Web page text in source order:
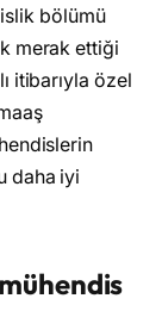
bölümü
merak ettiği
itibarıyla özel
daha iyi